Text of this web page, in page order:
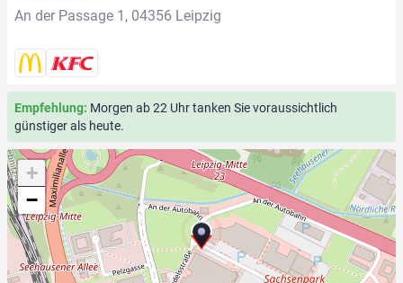
An der Passage 1, 04356 Leipzig
Empfehlung: Morgen ab 22 Uhr tanken Sie voraussichtlich
günstiger als heute.
+
−